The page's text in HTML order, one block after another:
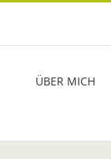
ÜBER MICH